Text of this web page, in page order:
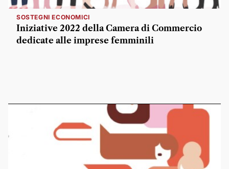
SOSTEGNI ECONOMICI
Iniziative 2022 della Camera di Commercio
dedicate alle imprese femminili